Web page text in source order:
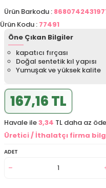
Ürün Barkodu :
Ürün Kodu : 77491
Öne Çıkan Bilgiler
kapatıcı fırçası
Doğal sentetik kıl yapısı
Yumuşak ve yüksek kalite
167,16 TL
Havale ile3,34 TL daha az
Üretici / İthalatçı firma
ADET